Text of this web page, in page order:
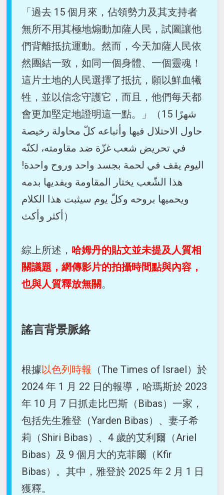
「過去 15 個月來，佔領勢力及其支持者
無所不用其極地煽動加薩人民，試圖讓他
們背離抵抗運動。然而，今天加薩人民依
然團結一致，如同一個身體、一個靈魂！
這片土地的人民選擇了抵抗，願以鮮血犧
牲，並以信念守護它，而且，他們每天都
會更加堅定地證明這一點。」（15 شهرًا
حاول الاحتلال فيها وأتباعه كلّ محاولة رخيصة
في تحريض شعب غزّة ضد مقاومته، لكنّه
اليوم يقف في لحمة بجسد واحد وروح واحدة!
هذا الشّعب يختار المقاومة ويفديها بدمه
ويحميها بروحه وكلّ يوم سيثبت هذا الكلام
أكثر وأكث）
綜上所述， 哈姆丹的貼文並未提及人質相
關議題，網傳影片的拍攝時間點與內容，
也與人質釋放無關。
謠言背景脈絡
根據以色列時報
（The Times of Israel）於
2024 年 1 月 22 日的報導，哈瑪斯於 2023
年 10 月 7 日抓走比巴斯（Bibas）一家，
包括先生雅登（Yarden Bibas）、妻子希
莉（Shiri Bibas）、4 歲的艾利爾（Ariel
Bibas）及 9 個月大的克菲爾（Kfir
Bibas）。其中，雅登於 2025 年 2 月 1 日
獲釋。